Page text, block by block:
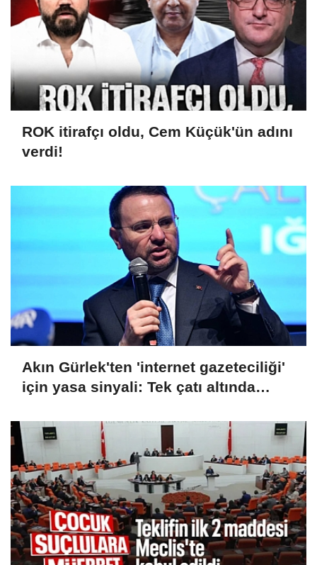
ROK itirafçı oldu, Cem Küçük'ün adını
verdi!
Akın Gürlek'ten 'internet gazeteciliği'
için yasa sinyali: Tek çatı altında